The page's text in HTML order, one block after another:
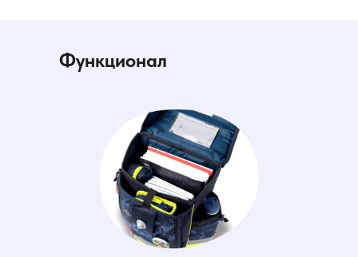
Функционал